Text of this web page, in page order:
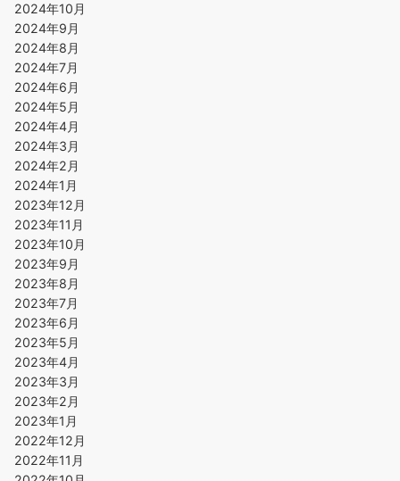
2024年10月
2024年9月
2024年8月
2024年7月
2024年6月
2024年5月
2024年4月
2024年3月
2024年2月
2024年1月
2023年12月
2023年11月
2023年10月
2023年9月
2023年8月
2023年7月
2023年6月
2023年5月
2023年4月
2023年3月
2023年2月
2023年1月
2022年12月
2022年11月